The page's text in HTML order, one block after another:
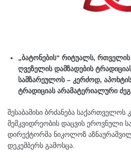
„ბატონების“ რიტუალს,
ღვეზელის დამზადების
სამზარეულოს – კერძოდ,
ტრადიციას არამატერიალური
შესაბამისი ბრძანება
მემკვიდრეობის დაცვის ეროვნული
დირექტორმა ნიკოლოზ
დეკემბერს გამოსცა.